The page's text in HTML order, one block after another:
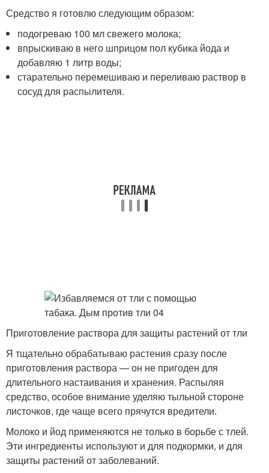
Средство я готовлю следующим образом:
подогреваю 100 мл свежего молока;
впрыскиваю в него шприцом пол кубика йода и
добавляю 1 литр воды;
старательно перемешиваю и переливаю раствор в
сосуд для распылителя.
Приготовление раствора для защиты растений от тли
Я тщательно обрабатываю растения сразу после
приготовления раствора — он не пригоден для
длительного настаивания и хранения. Распыляя
средство, особое внимание уделяю тыльной стороне
листочков, где чаще всего прячутся вредители.
Молоко и йод применяются не только в борьбе с тлей.
Эти ингредиенты используют и для подкормки, и для
защиты растений от заболеваний.